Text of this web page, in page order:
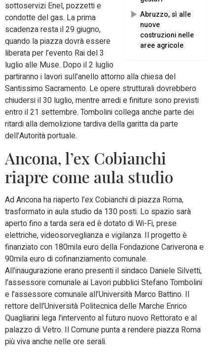
Abruzzo, sì alle
nuove
costruzioni nelle
aree agricole
sottoservizi Enel, pozzetti e
condotte del gas. La prima
scadenza resta il 29 giugno,
quando la piazza dovrà essere
liberata per l’evento Rai del 3
luglio alle Muse. Dopo il 2 luglio
partiranno i lavori sull’anello attorno alla chiesa del
Santissimo Sacramento. Le opere strutturali dovrebbero
chiudersi il 30 luglio, mentre arredi e finiture sono previsti
entro il 21 settembre. Tombolini collega anche parte dei
ritardi alla demolizione tardiva della garitta da parte
dell’Autorità portuale.
Ancona, l’ex Cobianchi
riapre come aula studio
Ad Ancona ha riaperto l’ex Cobianchi di piazza Roma,
trasformato in aula studio da 130 posti. Lo spazio sarà
aperto fino a tarda sera ed è dotato di Wi-Fi, prese
elettriche, videosorveglianza e vigilanza. Il progetto è
finanziato con 180mila euro della Fondazione Cariverona e
90mila euro di cofinanziamento comunale.
All’inaugurazione erano presenti il sindaco Daniele Silvetti,
l’assessore comunale ai Lavori pubblici Stefano Tombolini
e l’assessore comunale all’Università Marco Battino. Il
rettore dell’Università Politecnica delle Marche Enrico
Quagliarini lega l’intervento al futuro nuovo Rettorato e al
palazzo di Vetro. Il Comune punta a rendere piazza Roma
più viva anche nelle ore serali.